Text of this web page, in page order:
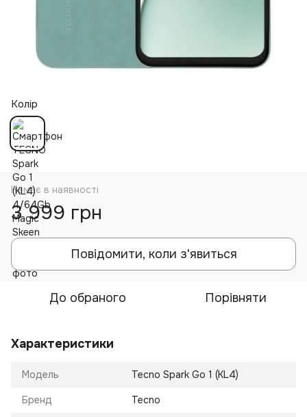
Колір
Немає в наявності
3 999 грн
Повідомити, коли з'явиться
До обраного Порівняти
Характеристики
Модель Tecno Spark Go 1 (KL4)
Бренд Tecno